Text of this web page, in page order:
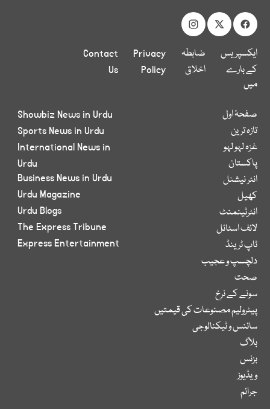
ایکسپریس
کے بارے
میں
ضابطہ
اخلاق
Privacy
Policy
Contact
Us
صفحۂ اول
تازہ ترین
غزہ لہو لہو
پاکستان
انٹر نیشنل
کھیل
انٹرٹینمنٹ
لائف اسٹائل
ٹاپ ٹرینڈ
دلچسپ و عجیب
صحت
سونے کے نرخ
پیٹرولیم مصنوعات کی قیمتیں
سائنس و ٹیکنالوجی
بلاگ
بزنس
ویڈیوز
جرائم
Showbiz News in Urdu
Sports News in Urdu
International News in
Urdu
Business News in Urdu
Urdu Magazine
Urdu Blogs
The Express Tribune
Express Entertainment